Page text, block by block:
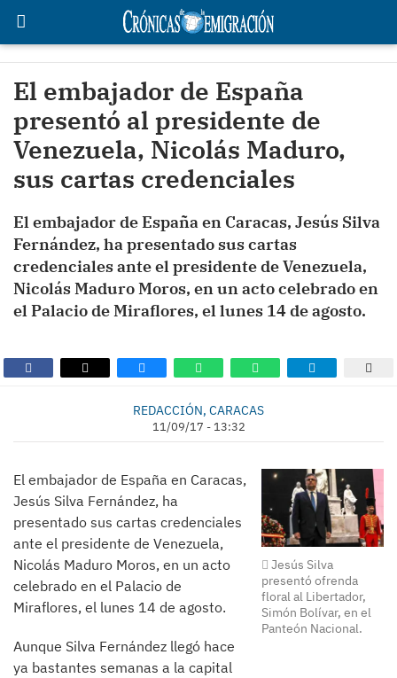
El embajador de España
presentó al presidente de
Venezuela, Nicolás Maduro,
sus cartas credenciales
El embajador de España en Caracas, Jesús Silva
Fernández, ha presentado sus cartas
credenciales ante el presidente de Venezuela,
Nicolás Maduro Moros, en un acto celebrado en
el Palacio de Miraflores, el lunes 14 de agosto.
REDACCIÓN, CARACAS
11/09/17 - 13:32
Jesús Silva
presentó ofrenda
floral al Libertador,
Simón Bolívar, en el
Panteón Nacional.
El embajador de España en Caracas,
Jesús Silva Fernández, ha
presentado sus cartas credenciales
ante el presidente de Venezuela,
Nicolás Maduro Moros, en un acto
celebrado en el Palacio de
Miraflores, el lunes 14 de agosto.
Aunque Silva Fernández llegó hace
ya bastantes semanas a la capital